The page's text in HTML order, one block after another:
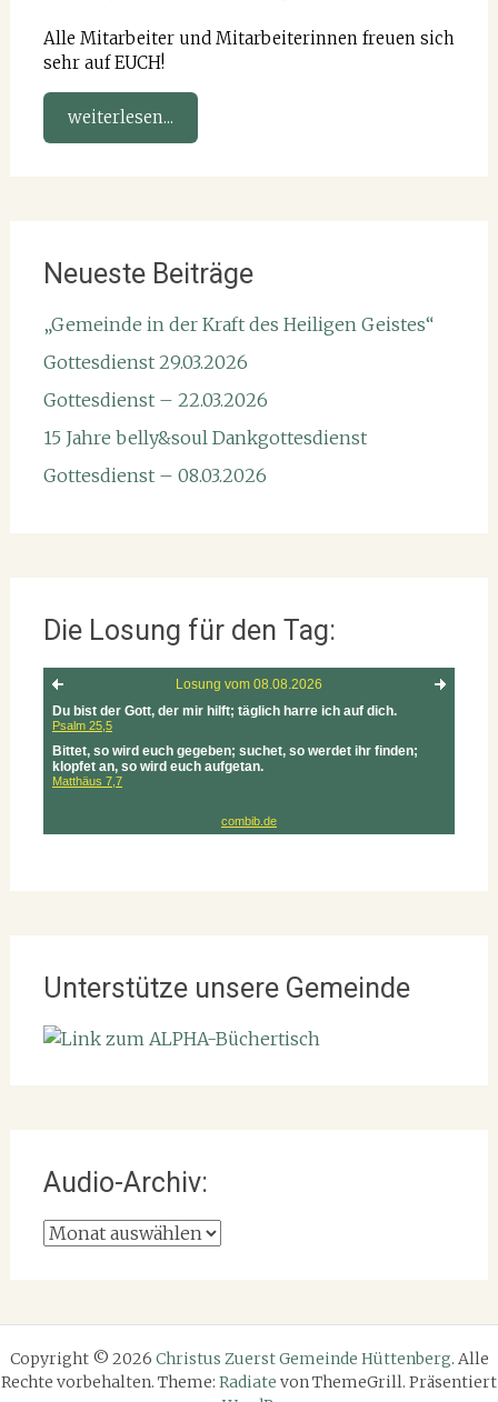
Alle Mitarbeiter und Mitarbeiterinnen freuen sich
sehr auf EUCH!
weiterlesen...
Neueste Beiträge
„Gemeinde in der Kraft des Heiligen Geistes“
Gottesdienst 29.03.2026
Gottesdienst – 22.03.2026
15 Jahre belly&soul Dankgottesdienst
Gottesdienst – 08.03.2026
Die Losung für den Tag:
Unterstütze unsere Gemeinde
Audio-Archiv:
Audio-
Copyright © 2026 Christus Zuerst Gemeinde Hüttenberg. Alle
Rechte vorbehalten. Theme: Radiate von ThemeGrill. Präsentiert